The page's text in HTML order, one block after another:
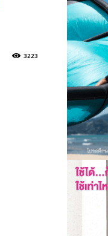
3223